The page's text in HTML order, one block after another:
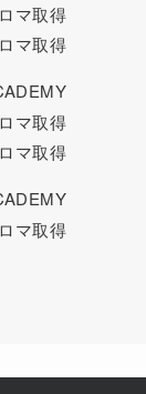
マ取得
マ取得
マ取得
マ取得
マ取得